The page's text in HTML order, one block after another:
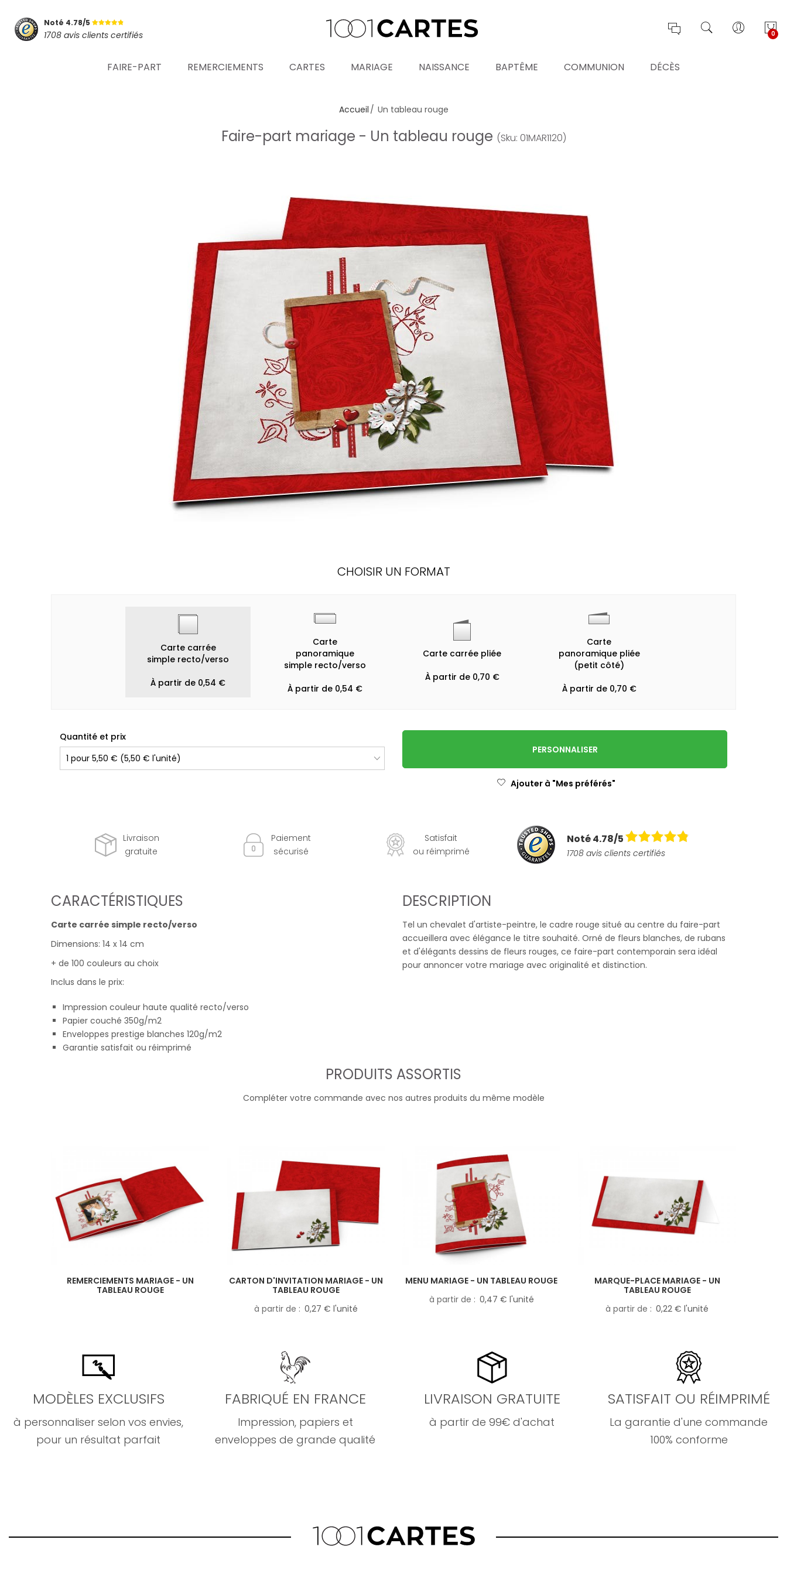
Noté 4.78/5
1708 avis clients certifiés 0
FAIRE-PART REMERCIEMENTS CARTES MARIAGE NAISSANCE BAPTÊME COMMUNION DÉCÈS
SE CONNECTER
Accueil Un tableau rouge
Faire-part mariage - Un tableau rouge (Sku: 01MAR1120)
CHOISIR UN FORMAT
Carte carrée
simple recto/verso
À partir de 0,54 €
Carte
panoramique
simple recto/verso
À partir de 0,54 €
Carte carrée pliée
À partir de 0,70 €
Carte
panoramique pliée
(petit côté)
À partir de 0,70 €
Quantité et prix
PERSONNALISER
Ajouter à "Mes préférés"
Livraison
gratuite
Paiement
sécurisé
Satisfait
ou réimprimé
Noté 4.78/5
1708 avis clients certifiés
CARACTÉRISTIQUES
Carte carrée simple recto/verso
Dimensions: 14 x 14 cm
+ de 100 couleurs au choix
Inclus dans le prix:
Impression couleur haute qualité recto/verso
Papier couché 350g/m2
Enveloppes prestige blanches 120g/m2
Garantie satisfait ou réimprimé
DESCRIPTION
Tel un chevalet d'artiste-peintre, le cadre rouge situé au centre du faire-part
accueillera avec élégance le titre souhaité. Orné de fleurs blanches, de rubans
et d'élégants dessins de fleurs rouges, ce faire-part contemporain sera idéal
pour annoncer votre mariage avec originalité et distinction.
PRODUITS ASSORTIS
Compléter votre commande avec nos autres produits du même modèle
REMERCIEMENTS MARIAGE - UN
TABLEAU ROUGE
CARTON D'INVITATION MARIAGE - UN
TABLEAU ROUGE
à partir de
0,27 € l'unité
MENU MARIAGE - UN TABLEAU ROUGE
à partir de
0,47 € l'unité
MARQUE-PLACE MARIAGE - UN
TABLEAU ROUGE
à partir de
0,22 € l'unité
MODÈLES EXCLUSIFS
à personnaliser selon vos envies,
pour un résultat parfait
FABRIQUÉ EN FRANCE
Impression, papiers et
enveloppes de grande qualité
LIVRAISON GRATUITE
à partir de 99€ d'achat
SATISFAIT OU RÉIMPRIMÉ
La garantie d'une commande
100% conforme